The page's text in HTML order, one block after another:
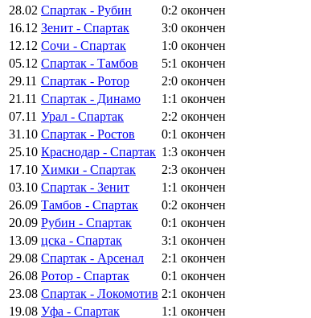
28.02 Спартак - Рубин 0:2 окончен
16.12 Зенит - Спартак 3:0 окончен
12.12 Сочи - Спартак 1:0 окончен
05.12 Спартак - Тамбов 5:1 окончен
29.11 Спартак - Ротор 2:0 окончен
21.11 Спартак - Динамо 1:1 окончен
07.11 Урал - Спартак 2:2 окончен
31.10 Спартак - Ростов 0:1 окончен
25.10 Краснодар - Спартак 1:3 окончен
17.10 Химки - Спартак 2:3 окончен
03.10 Спартак - Зенит 1:1 окончен
26.09 Тамбов - Спартак 0:2 окончен
20.09 Рубин - Спартак 0:1 окончен
13.09 цска - Спартак 3:1 окончен
29.08 Спартак - Арсенал 2:1 окончен
26.08 Ротор - Спартак 0:1 окончен
23.08 Спартак - Локомотив 2:1 окончен
19.08 Уфа - Спартак 1:1 окончен